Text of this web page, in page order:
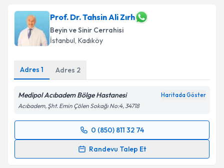
Uzm. Dr. Sabahittin Özakbaşiçin randevu takvimi
talebi oluşturun. Size bu uzmandan randevu almanız
için bir takvim hazırlandığında e-posta ile
bilgilendireceğiz.
Metni'ni okudum ve kişisel verilerimin belirtilen
kapsamda işlenmesini kabul ediyorum.
Prof. Dr. Tahsin Ali Zırh
Beyin ve Sinir Cerrahisi
İstanbul, Kadıköy
Adres 1 Adres 2
Medipol Acıbadem Bölge Hastanesi Haritada Göster
Acıbadem, Şht. Emin Çölen Sokağı No:4, 34718
0 (850) 811 32 74
Randevu Talep Et
Randevu Takvimi Talebi